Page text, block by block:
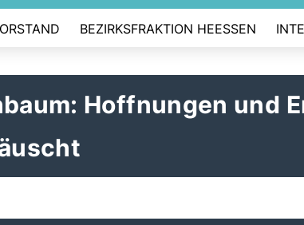
BEZIRKSFRAKTION HEESSEN
Hoffnungen und